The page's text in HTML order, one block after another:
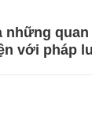
những
với pháp